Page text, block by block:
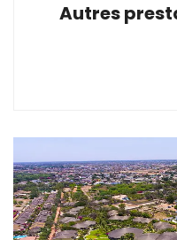
Autres